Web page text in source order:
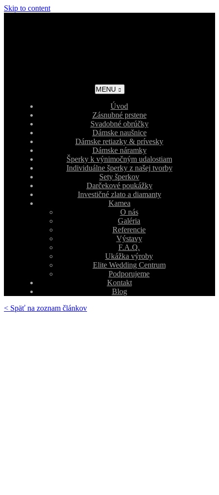
Skip to content
MENU
Úvod
Zásnubné prstene
Svadobné obrúčky
Dámske naušnice
Dámske retiazky & prívesky
Dámske náramky
Šperky k výnimočným udalostiam
Individuálne šperky z našej tvorby
Sety šperkov
Darčekové poukážky
Investičné zlato a diamanty
Kamea
O nás
Galéria
Referencie
Výstavy
F.A.Q.
Ukážka výroby
Elite Wedding Centrum
Podporujeme
Kontakt
Blog
< Späť na zoznam článkov